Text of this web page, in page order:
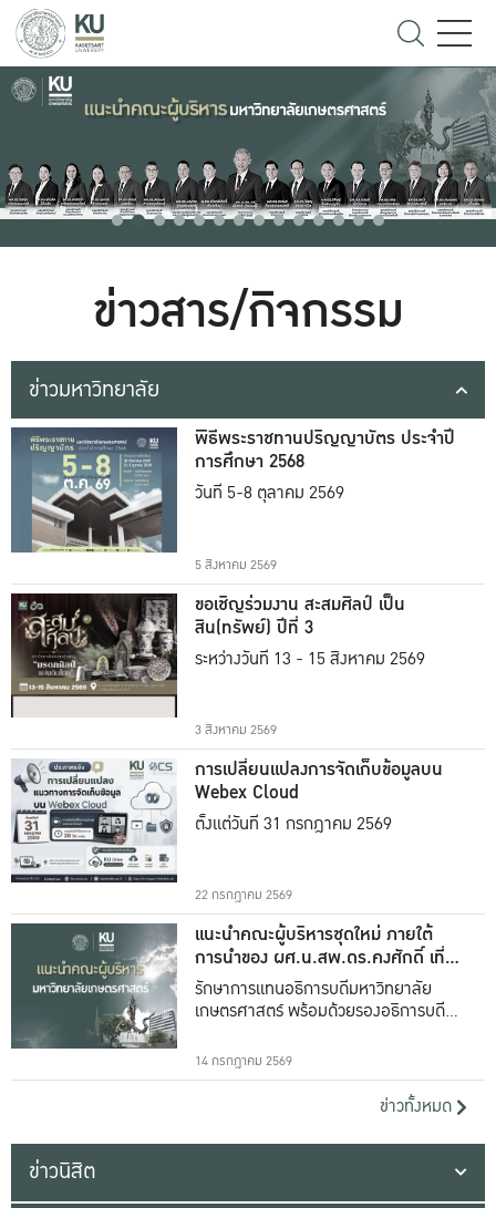
ข่าวสาร/กิจกรรม
ข่าวมหาวิทยาลัย
พิธีพระราชทานปริญญาบัตร ประจำปี
การศึกษา 2568
วันที่ 5-8 ตุลาคม 2569
5 สิงหาคม 2569
ขอเชิญร่วมงาน สะสมศิลป์ เป็น
สิน(ทรัพย์) ปีที่ 3
ระหว่างวันที่ 13 - 15 สิงหาคม 2569
3 สิงหาคม 2569
การเปลี่ยนแปลงการจัดเก็บข้อมูลบน
Webex Cloud
ตั้งแต่วันที่ 31 กรกฎาคม 2569
22 กรกฎาคม 2569
แนะนำคณะผู้บริหารชุดใหม่ ภายใต้
การนำของ ผศ.น.สพ.ดร.คงศักดิ์ เที่ยง
ธรรม
รักษาการแทนอธิการบดีมหาวิทยาลัย
เกษตรศาสตร์ พร้อมด้วยรองอธิการบดีทั้ง
14 กรกฎาคม 2569
ข่าวทั้งหมด
ข่าวนิสิต